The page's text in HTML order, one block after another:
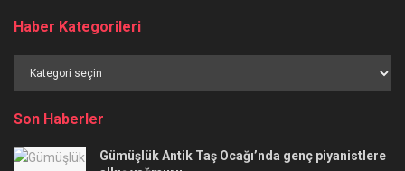
Haber Kategorileri
Kategorileri
Son Haberler
Gümüşlük Antik Taş Ocağı’nda genç piyanistlere